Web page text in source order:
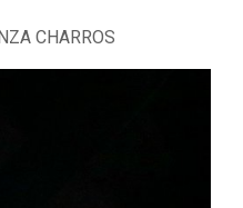
CHARROS